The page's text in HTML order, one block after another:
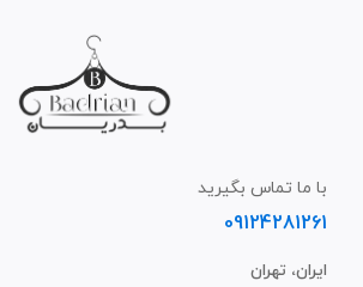
با ما تماس بگیرید
09124281261
ایران، تهران